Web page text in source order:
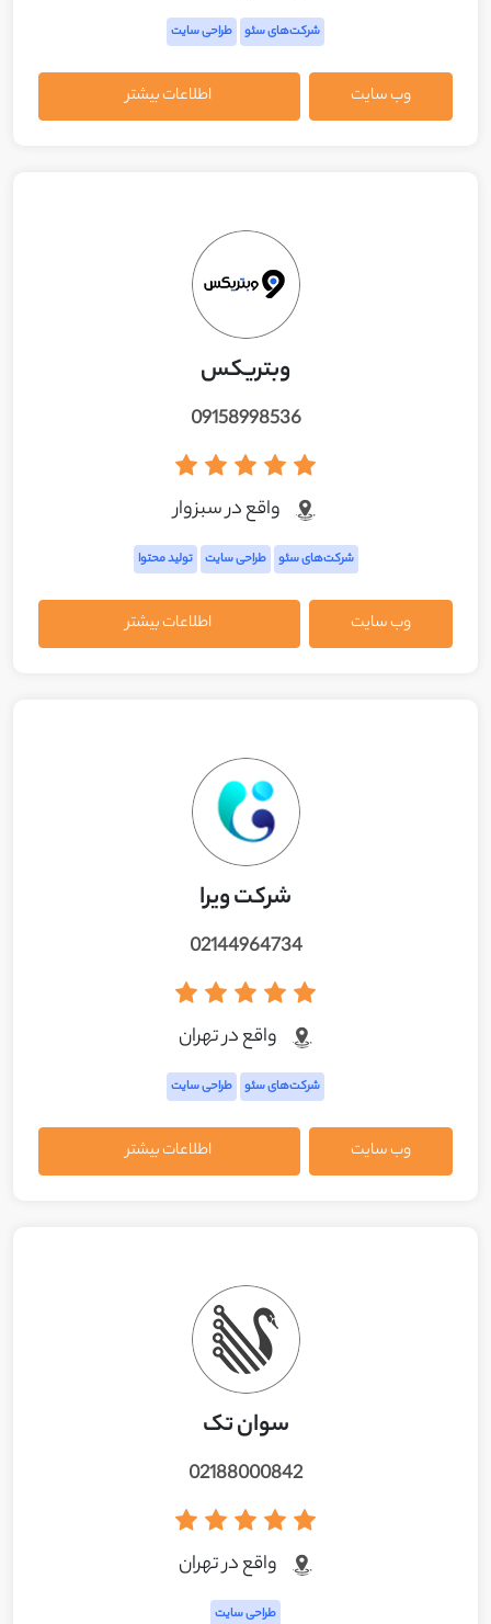
شرکت‌های سئو طراحی سایت
وب سایت اطلاعات بیشتر
وبتریکس
09158998536
واقع در سبزوار
شرکت‌های سئو طراحی سایت تولید محتوا
وب سایت اطلاعات بیشتر
شرکت ویرا
02144964734
واقع در تهران
شرکت‌های سئو طراحی سایت
وب سایت اطلاعات بیشتر
سوان تک
02188000842
واقع در تهران
طراحی سایت